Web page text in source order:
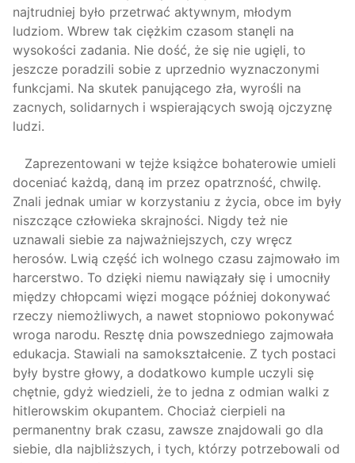
najtrudniej było przetrwać aktywnym, młodym
ludziom. Wbrew tak ciężkim czasom stanęli na
wysokości zadania. Nie dość, że się nie ugięli, to
jeszcze poradzili sobie z uprzednio wyznaczonymi
funkcjami. Na skutek panującego zła, wyrośli na
zacnych, solidarnych i wspierających swoją ojczyznę
ludzi.
Zaprezentowani w tejże książce bohaterowie umieli
doceniać każdą, daną im przez opatrzność, chwilę.
Znali jednak umiar w korzystaniu z życia, obce im były
niszczące człowieka skrajności. Nigdy też nie
uznawali siebie za najważniejszych, czy wręcz
herosów. Lwią część ich wolnego czasu zajmowało im
harcerstwo. To dzięki niemu nawiązały się i umocniły
między chłopcami więzi mogące później dokonywać
rzeczy niemożliwych, a nawet stopniowo pokonywać
wroga narodu. Resztę dnia powszedniego zajmowała
edukacja. Stawiali na samokształcenie. Z tych postaci
były bystre głowy, a dodatkowo kumple uczyli się
chętnie, gdyż wiedzieli, że to jedna z odmian walki z
hitlerowskim okupantem. Chociaż cierpieli na
permanentny brak czasu, zawsze znajdowali go dla
siebie, dla najbliższych, i tych, którzy potrzebowali od